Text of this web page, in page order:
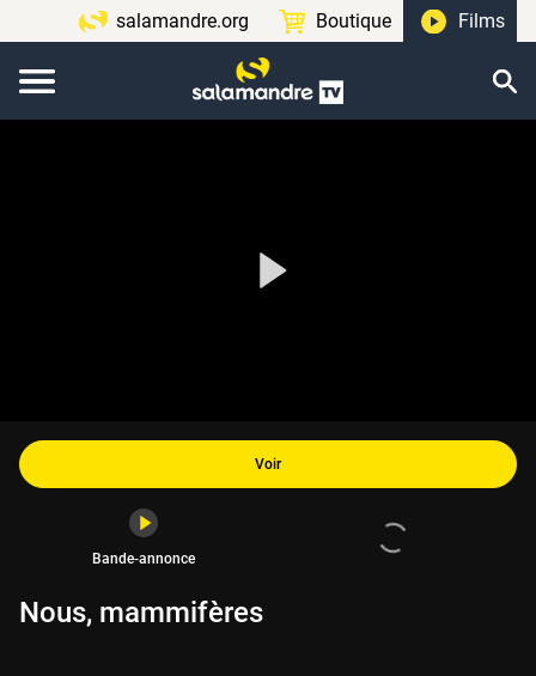
salamandre.org Boutique Films
Voir
Bande-annonce
Nous, mammifères